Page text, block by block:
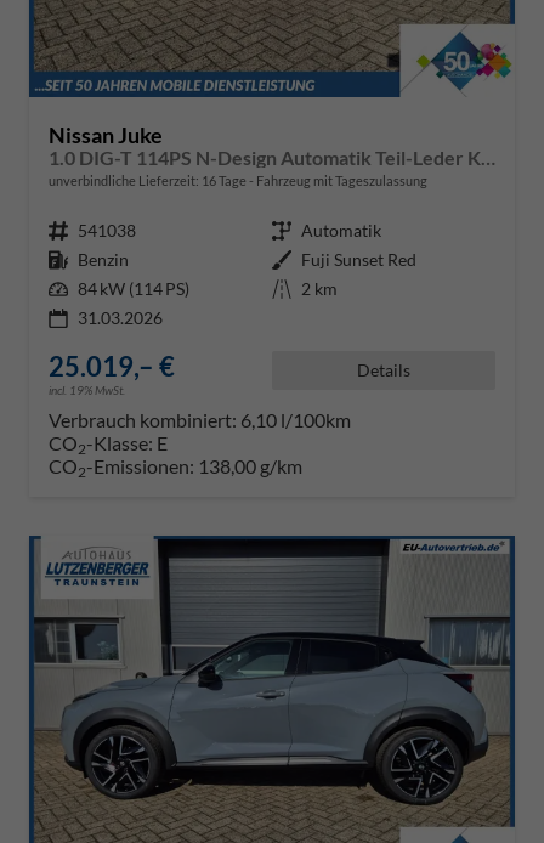
Nissan Juke
unverbindliche Lieferzeit: 16 Tage Fahrzeug mit Tageszulassung
Fahrzeugnr. 541038 Getriebe Automatik
Kraftstoff Benzin Außenfarbe Fuji Sunset Red
Leistung 84 kW (114 PS) Kilometerstand 2 km
31.03.2026
25.019,– €
incl. 19% MwSt.
Details
Verbrauch kombiniert: 6,10 l/100km
CO2-Klasse: E
CO2-Emissionen: 138,00 g/km